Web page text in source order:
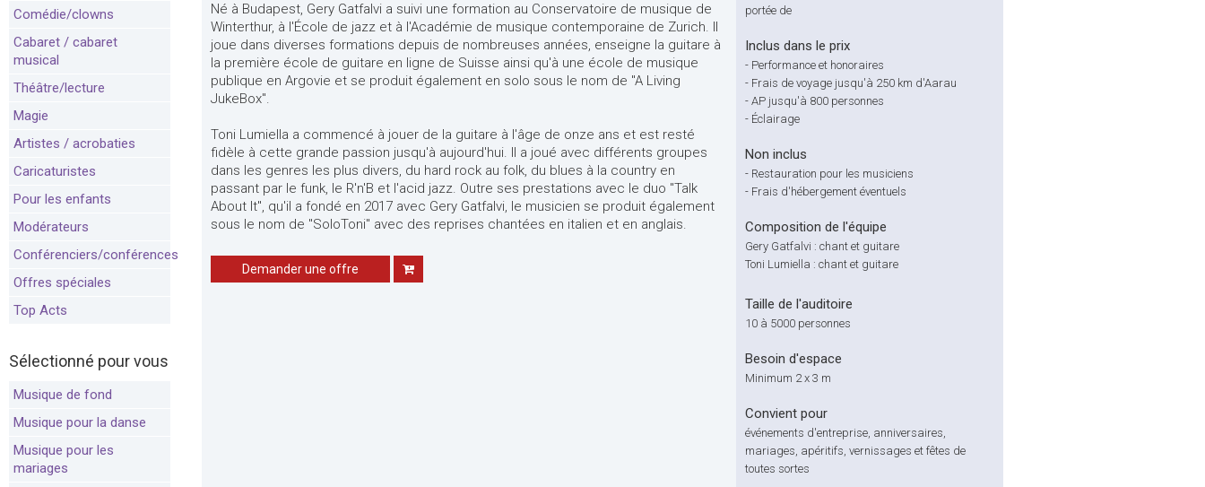
Comédie/clowns
Cabaret / cabaret
musical
Théâtre/lecture
Magie
Artistes / acrobaties
Caricaturistes
Pour les enfants
Modérateurs
Conférenciers/conférences
Offres spéciales
Top Acts
Sélectionné pour vous
Musique de fond
Musique pour la danse
Musique pour les
mariages
Né à Budapest, Gery Gatfalvi a suivi une formation au Conservatoire de musique de
Winterthur, à l'École de jazz et à l'Académie de musique contemporaine de Zurich. Il
joue dans diverses formations depuis de nombreuses années, enseigne la guitare à
la première école de guitare en ligne de Suisse ainsi qu'à une école de musique
publique en Argovie et se produit également en solo sous le nom de "A Living
JukeBox".
Toni Lumiella a commencé à jouer de la guitare à l'âge de onze ans et est resté
fidèle à cette grande passion jusqu'à aujourd'hui. Il a joué avec différents groupes
dans les genres les plus divers, du hard rock au folk, du blues à la country en
passant par le funk, le R'n'B et l'acid jazz. Outre ses prestations avec le duo "Talk
About It", qu'il a fondé en 2017 avec Gery Gatfalvi, le musicien se produit également
sous le nom de "SoloToni" avec des reprises chantées en italien et en anglais.
Demander une offre
portée de
Inclus dans le prix
- Performance et honoraires
- Frais de voyage jusqu'à 250 km d'Aarau
- AP jusqu'à 800 personnes
- Éclairage
Non inclus
- Restauration pour les musiciens
- Frais d'hébergement éventuels
Composition de l'équipe
Gery Gatfalvi : chant et guitare
Toni Lumiella : chant et guitare
Taille de l'auditoire
10 à 5000 personnes
Besoin d'espace
Minimum 2 x 3 m
Convient pour
événements d'entreprise, anniversaires,
mariages, apéritifs, vernissages et fêtes de
toutes sortes